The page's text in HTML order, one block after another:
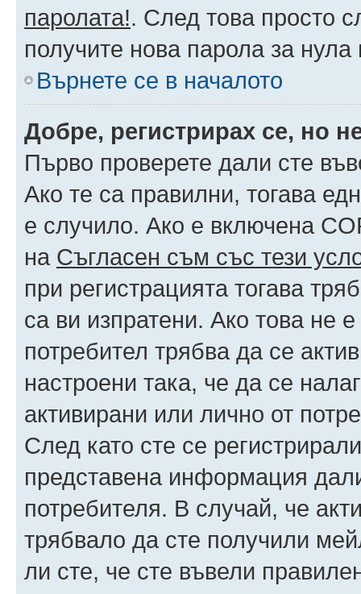
паролата!. След това просто
получите нова парола за
Върнете се в началото
Добре, регистрирах се, но
Първо проверете дали сте
Ако те са правилни, тогава
е случило. Ако е включена
на Съгласен съм със тези
при регистрацията тогава
са ви изпратени. Ако това не
потребител трябва да се
настроени така, че да се
активирани или лично от
След като сте се
представена информация
потребителя. В случай, че
трябвало да сте получили
ли сте, че сте въвели